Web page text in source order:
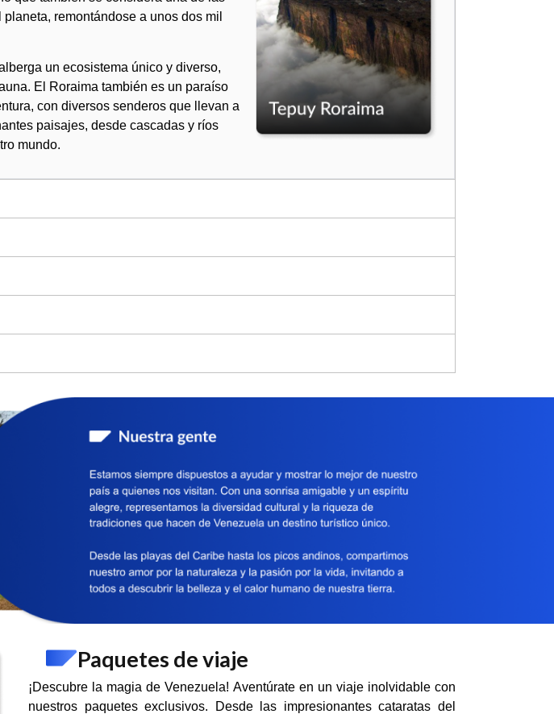
remontándose a unos dos mil
un ecosistema único y diverso,
El Roraima también es un paraíso
con diversos senderos que llevan a
paisajes, desde cascadas y ríos
mundo.
Paquetes de viaje
¡Descubre la magia de Venezuela! Aventúrate en un viaje inolvidable con
nuestros paquetes exclusivos. Desde las impresionantes cataratas del